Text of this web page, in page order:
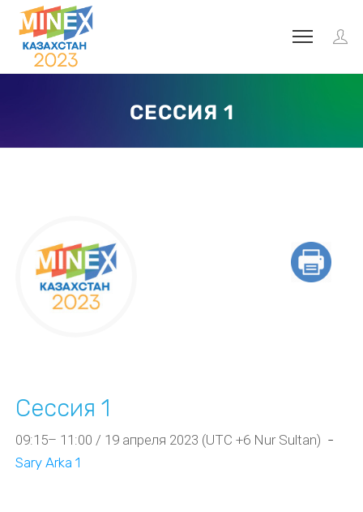
СЕССИЯ 1
Сессия 1
09:15– 11:00 / 19 апреля 2023 (UTC +6 Nur Sultan) -
Sary Arka 1